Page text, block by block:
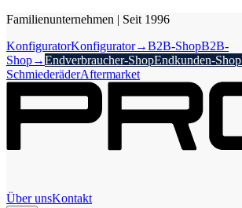
Familienunternehmen | Seit 1996
KonfiguratorKonfigurator→B2B-ShopB2B-
Shop→Endverbraucher-ShopEndkunden-Shop
SchmiederäderAftermarket
Über unsKontakt